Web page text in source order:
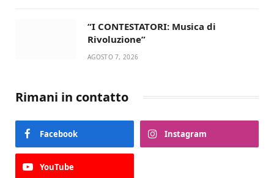
“I CONTESTATORI: Musica di
Rivoluzione”
AGOSTO 7, 2026
Rimani in contatto
Facebook Instagram
YouTube